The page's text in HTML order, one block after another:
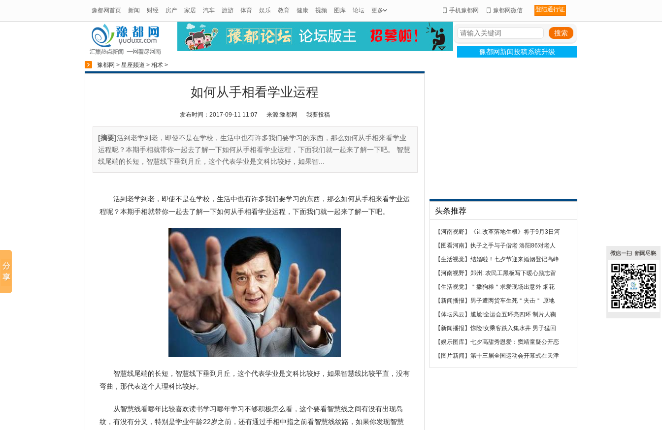
豫都网首页 新闻 财经 房产 家居 汽车 旅游 体育 娱乐 教育 健康 视频 图库 论坛 更多 手机豫都网 豫都网微信 登陆通行证
豫都网新闻投稿系统升级
豫都网 > 星座频道 > 相术 >
如何从手相看学业运程
发布时间：2017-09-11 11:07 来源:豫都网 我要投稿
[摘要]活到老学到老，即使不是在学校，生活中也有许多我们要学习的东西，那么如何从手相来看学业
运程呢？本期手相就带你一起去了解一下如何从手相看学业运程，下面我们就一起来了解一下吧。 智慧
线尾端的长短，智慧线下垂到月丘，这个代表学业是文科比较好，如果智...
活到老学到老，即使不是在学校，生活中也有许多我们要学习的东西，那么如何从手相来看学业运
程呢？本期手相就带你一起去了解一下如何从手相看学业运程，下面我们就一起来了解一下吧。
智慧线尾端的长短，智慧线下垂到月丘，这个代表学业是文科比较好，如果智慧线比较平直，没有
弯曲，那代表这个人理科比较好。
从智慧线看哪年比较喜欢读书学习哪年学习不够积极怎么看，这个要看智慧线之间有没有出现岛
纹，有没有分叉，特别是学业年龄22岁之前，还有通过手相中指之前看智慧线纹路，如果你发现智慧
头条推荐
【河南视野】
《让改革落地生根》将于9月3日河
【 图看河南】 执子之手与子偕老 洛阳86对老人
【生活视觉】 结婚啦！七夕节迎来婚姻登记高峰
【河南视野】 郑州: 农民工黑板写下暖心励志留
【生活视觉】
＂撒狗粮＂求爱现场出意外 烟花
【新闻播报 】 男子遭两货车生死＂夹击＂ 原地
【体坛风云 】 尴尬!全运会五环亮四环 制片人鞠
【新闻播报 】惊险!女乘客跌入集水井 男子猛回
【娱乐图库】 七夕高甜秀恩爱：窦靖童疑公开恋
【 图片新闻 】 第十三届全国运动会开幕式在天津